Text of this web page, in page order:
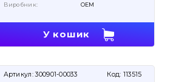
Виробник: OEM
У кошик
Артикул: 300901-00033 Код: 113515